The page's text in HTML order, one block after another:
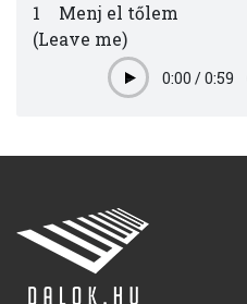
1
Menj el tőlem
(Leave me)
Play0:00 /0:59